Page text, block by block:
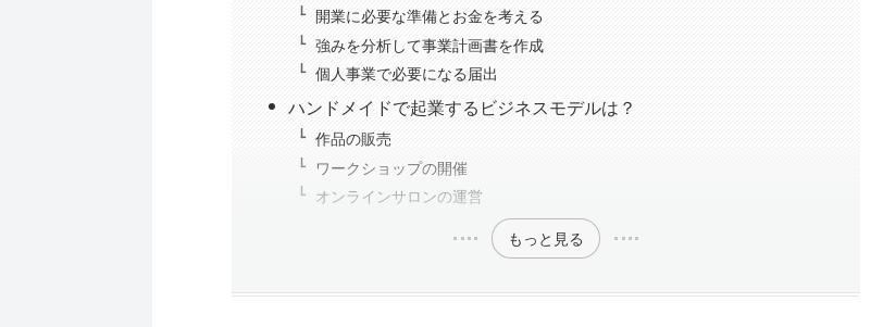
開業に必要な準備とお金を考える
強みを分析して事業計画書を作成
個人事業で必要になる届出
ハンドメイドで起業するビジネスモデルは？
作品の販売
ワークショップの開催
オンラインサロンの運営
もっと見る